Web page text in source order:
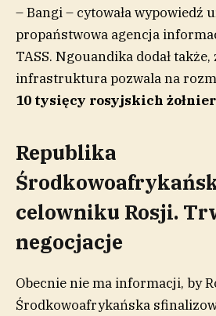
– Bangi – cytowała wypowiedź
propaństwowa agencja
TASS. Ngouandika dodał
infrastruktura pozwala na
10 tysięcy rosyjskich
Republika
celowniku Rosji.
negocjacje
Obecnie nie ma informacji, by
Środkowoafrykańska